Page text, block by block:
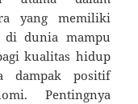
yang memiliki
di dunia mampu
kualitas hidup
dampak positif
Pentingnya